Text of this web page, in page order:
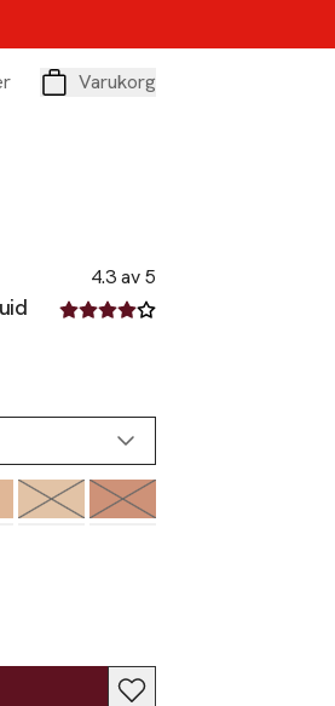
Varukorg
4.3 av 5
4.3 av fem stjärnor
Slut i lager